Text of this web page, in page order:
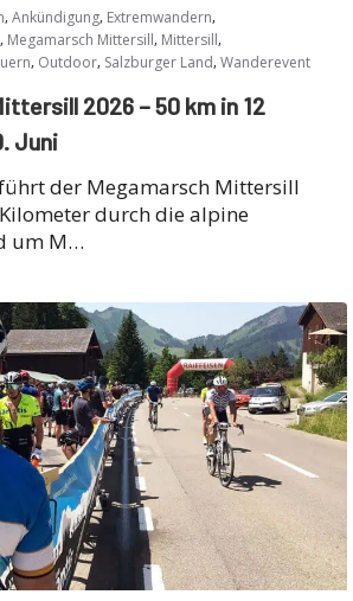
, Ankündigung, Extremwandern,
, Megamarsch Mittersill, Mittersill,
, Outdoor, Salzburger Land, Wanderevent
2026 – 50 km in 12
Juni
der Megamarsch Mittersill
durch die alpine
um M…